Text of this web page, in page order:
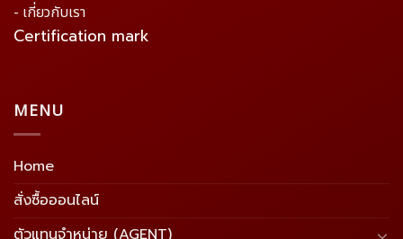
- เกี่ยวกับเรา
Certification mark
MENU
Home
สั่งซื้อออนไลน์
ตัวแทนจำหน่าย (AGENT)